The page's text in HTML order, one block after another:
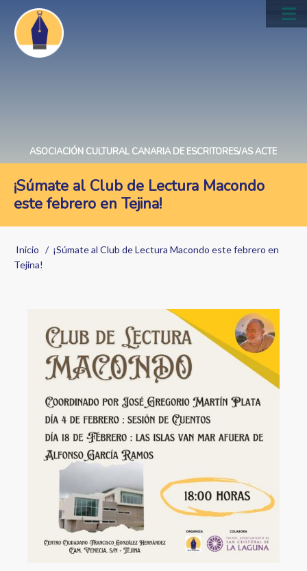
Pasar
contenido
principal
ASOCIACIÓN CULTURAL CANARIA DE ESCRITORES/AS ACTE
¡Súmate al Club de Lectura Macondo
este febrero en Tejina!
Sobrescribir
enlaces
navegación
Inicio
¡Súmate al Club de Lectura Macondo este febrero en
Tejina!